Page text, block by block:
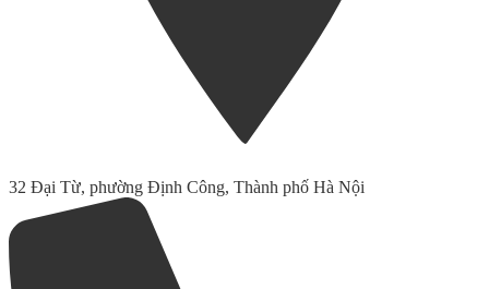
32 Đại Từ, phường Định Công, Thành phố Hà Nội